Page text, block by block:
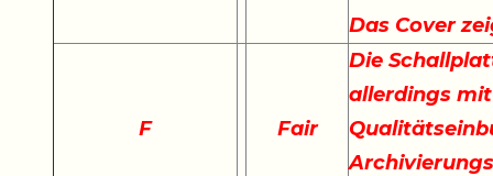
Das Cover
F Fair
Die
allerdings